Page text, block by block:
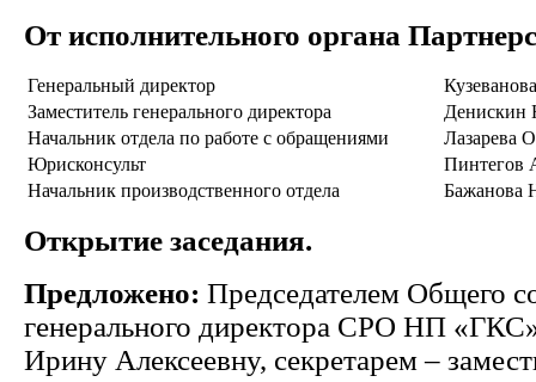
От исполнительного органа
Генеральный директор
Заместитель генерального директора
Денискин
Начальник отдела по работе с обращениями
Лазарева
Юрисконсульт
Пинтегов
Начальник производственного отдела
Бажанова
Открытие заседания.
Предложено: Председателем Общего
генерального директора СРО НП
Ирину Алексеевну, секретарем –